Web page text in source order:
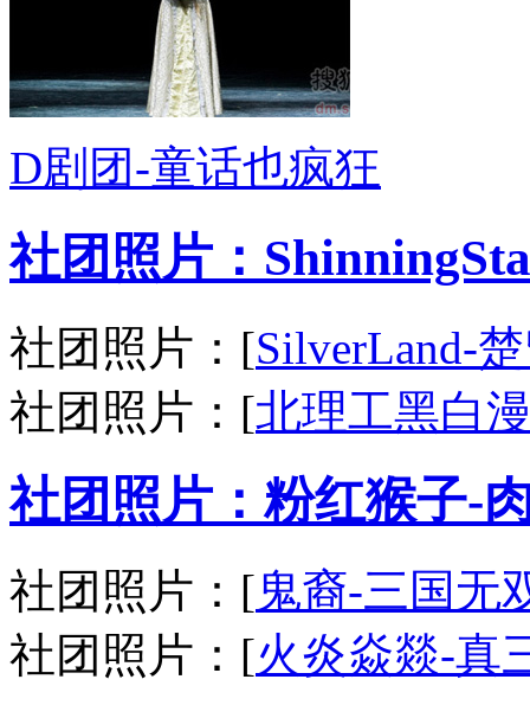
D剧团-童话也疯狂
社团照片：
社团照片：[SilverLand-
社团照片：[北理工黑白
社团照片：粉红猴子-
社团照片：[鬼裔-三国无
社团照片：[火炎焱燚-真